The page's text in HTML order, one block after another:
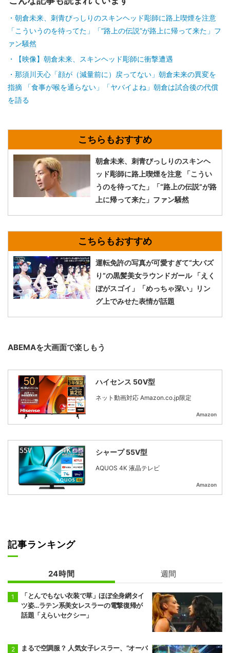
朝倉未来、刺青びっしりのスキンヘッド彫師に路上喫煙を注意
「こういうのを待ってた」「“路上の伝説”が路上に帰って来た」フ
ァン騒然
【映像】朝倉未来、スキンヘッド彫師に衝撃遭遇
那須川天心「顔が（減量前に）戻ってない」朝倉未来の異変を
指摘 「食事が喉を通らない」「ヤバイよね」朝倉は試合後の代償
を語る
朝倉未来、刺青びっしりのスキンヘ
ッド彫師に路上喫煙を注意 「こうい
うのを待ってた」「“路上の伝説”が路
上に帰って来た」ファン騒然
運転免許の写真が可愛すぎて“大バズ
り”の黒髪美女ラウンドガール 「えく
ぼがスゴイ」「めっちゃ深い」リン
グ上でみせた表情が話題
ABEMAを大画面で楽しもう
ハイセンス 50V型
ネット動画対応 Amazon.co.jp限定
Amazon
シャープ 55V型
AQUOS 4K 液晶テレビ
Amazon
記事ランキング
24時間 週間
「とんでもない衣装で草」ほぼ全身網タイ
ツ姿…ラテン系美女レスラーの電撃復帰が
話題「えらいセクシー」
まるで空調服？ 人気女子レスラー、“オーバ